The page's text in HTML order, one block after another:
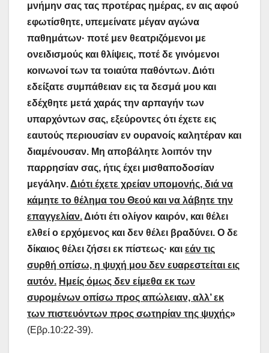
μνήμην σας τας προτέρας ημέρας, εν αις αφού
εφωτίσθητε, υπεμείνατε μέγαν αγώνα
παθημάτων· ποτέ μεν θεατριζόμενοι με
ονειδισμούς και θλίψεις, ποτέ δε γινόμενοι
κοινωνοί των τα τοιαύτα παθόντων. Διότι
εδείξατε συμπάθειαν εις τα δεσμά μου και
εδέχθητε μετά χαράς την αρπαγήν των
υπαρχόντων σας, εξεύροντες ότι έχετε εις
εαυτούς περιουσίαν εν ουρανοίς καλητέραν και
διαμένουσαν. Μη αποβάλητε λοιπόν την
παρρησίαν σας, ήτις έχει μισθαποδοσίαν
μεγάλην.Διότι έχετε χρείαν υπομονής, διά να
κάμητε το θέλημα του Θεού και να λάβητε την
επαγγελίαν.Διότι έτι ολίγον καιρόν, και θέλει
ελθεί ο ερχόμενος και δεν θέλει βραδύνει. Ο δε
δίκαιος θέλει ζήσει εκ πίστεως· και εάν τις
συρθή οπίσω, η ψυχή μου δεν ευαρεστείται εις
αυτόν. Ημείς όμως δεν είμεθα εκ των
συρομένων οπίσω προς απώλειαν, αλλ’ εκ
των πιστευόντων προς σωτηρίαν της ψυχής»
(Εβρ.10:22-39).